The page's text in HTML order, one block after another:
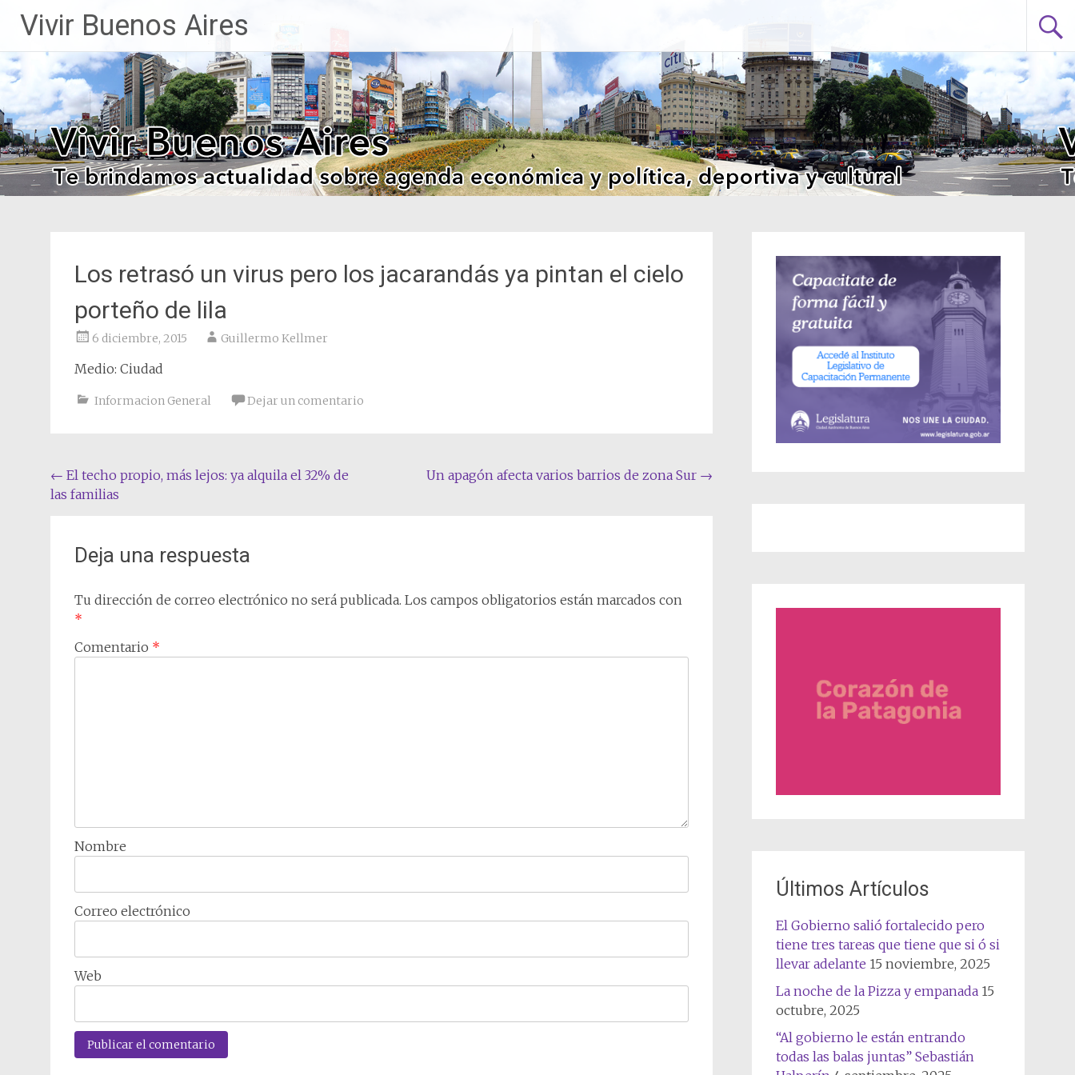
contenido
Vivir Buenos Aires
Los retrasó un virus pero los jacarandás ya pintan el cielo
porteño de lila
6 diciembre, 2015 Guillermo Kellmer
Medio: Ciudad
Informacion General Dejar un comentario
Navegación
de
← El techo propio, más lejos: ya alquila el 32% de
las familias
Un apagón afecta varios barrios de zona Sur →
Deja una respuesta
Tu dirección de correo electrónico no será publicada. Los campos obligatorios están marcados con
*
Comentario *
Nombre
Correo electrónico
Web
Últimos Artículos
El Gobierno salió fortalecido pero
tiene tres tareas que tiene que si ó si
llevar adelante 15 noviembre, 2025
La noche de la Pizza y empanada 15
octubre, 2025
“Al gobierno le están entrando
todas las balas juntas” Sebastián